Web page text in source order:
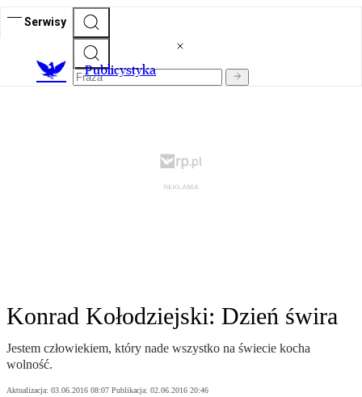
Serwisy
Publicystyka
Konrad Kołodziejski: Dzień świra
Jestem człowiekiem, który nade wszystko na świecie kocha
wolność.
Aktualizacja: 03.06.2016 08:07 Publikacja: 02.06.2016 20:46